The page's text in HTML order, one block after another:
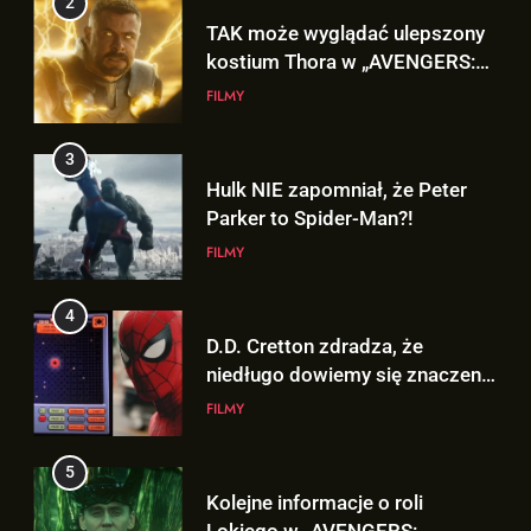
TAK może wyglądać ulepszony
kostium Thora w „AVENGERS:
DOOMSDAY”!
FILMY
3
Hulk NIE zapomniał, że Peter
Parker to Spider-Man?!
FILMY
4
D.D. Cretton zdradza, że
niedługo dowiemy się znaczenia
sceny po napisach „SPIDER-
FILMY
5
Kolejne informacje o roli